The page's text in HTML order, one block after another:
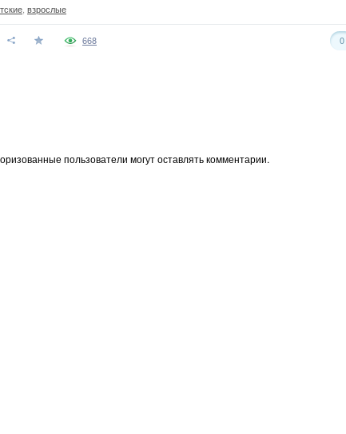
взрослые
0
668
пользователи могут оставлять комментарии.